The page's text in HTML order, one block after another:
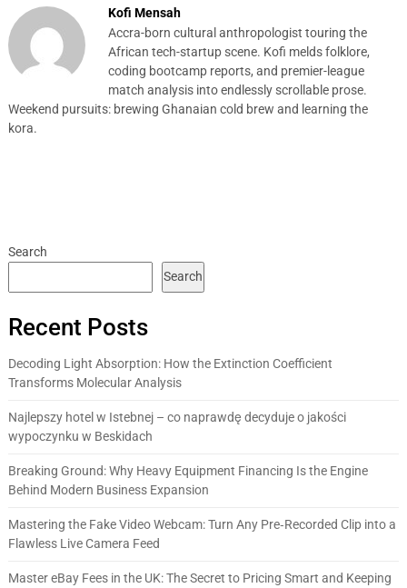
Kofi Mensah
Accra-born cultural anthropologist touring the
African tech-startup scene. Kofi melds folklore,
coding bootcamp reports, and premier-league
match analysis into endlessly scrollable prose.
Weekend pursuits: brewing Ghanaian cold brew and learning the
kora.
Search
Search
Recent Posts
Decoding Light Absorption: How the Extinction Coefficient
Transforms Molecular Analysis
Najlepszy hotel w Istebnej – co naprawdę decyduje o jakości
wypoczynku w Beskidach
Breaking Ground: Why Heavy Equipment Financing Is the Engine
Behind Modern Business Expansion
Mastering the Fake Video Webcam: Turn Any Pre‑Recorded Clip into a
Flawless Live Camera Feed
Master eBay Fees in the UK: The Secret to Pricing Smart and Keeping